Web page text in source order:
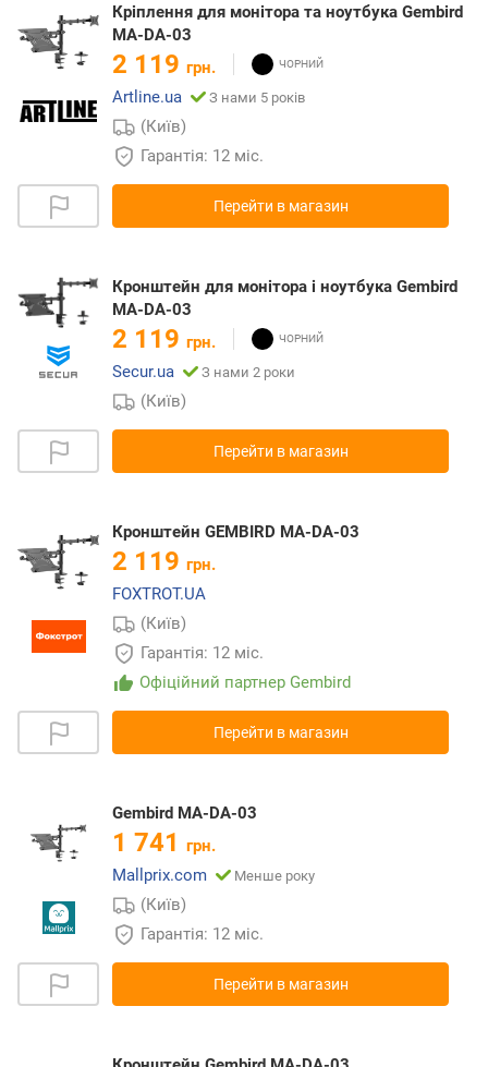
Кріплення для монітора та ноутбука Gembird
MA-DA-03
2 119 грн.
Artline.ua
З нами 5 років
(Київ)
Гарантія: 12 міс.
Перейти в магазин
Кронштейн для монітора і ноутбука Gembird
MA-DA-03
2 119 грн.
Secur.ua
З нами 2 роки
(Київ)
Перейти в магазин
Кронштейн GEMBIRD MA-DA-03
2 119 грн.
FOXTROT.UA
(Київ)
Гарантія: 12 міс.
Офіційний партнер Gembird
Перейти в магазин
Gembird MA-DA-03
1 741 грн.
Mallprix.com
Менше року
(Київ)
Гарантія: 12 міс.
Перейти в магазин